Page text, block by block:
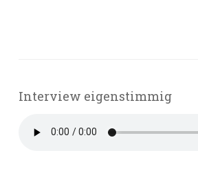
Interview eigenstimmig